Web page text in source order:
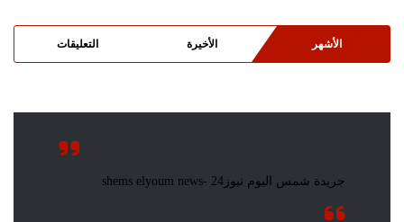
الأشهر الأخيرة التعليقات